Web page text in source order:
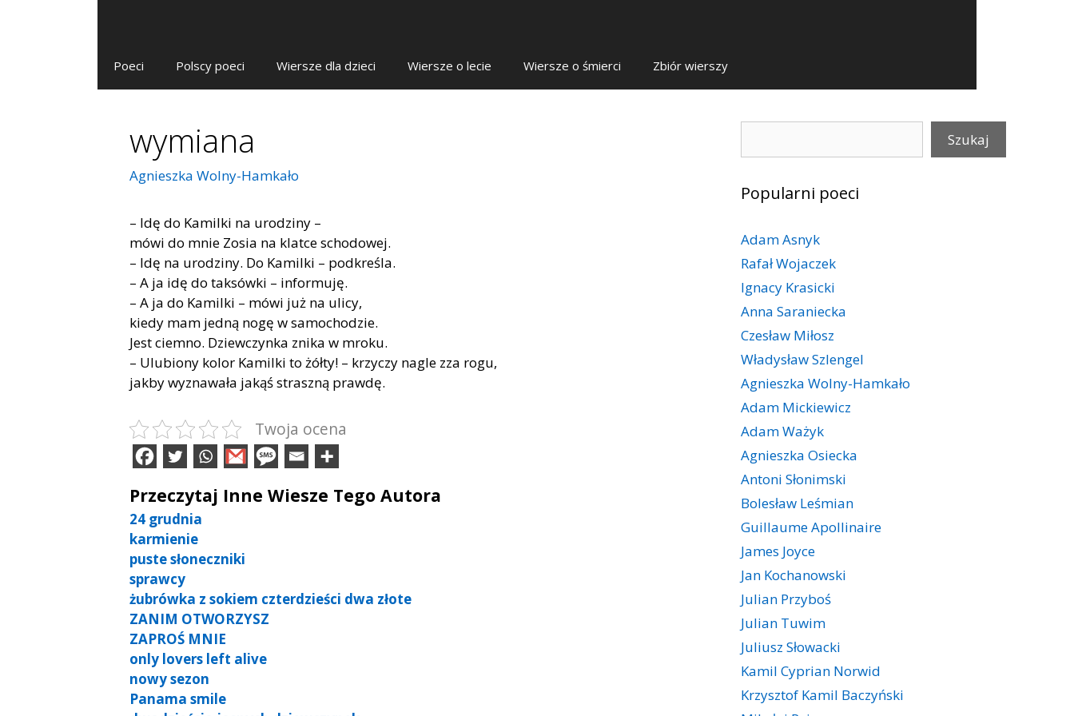
Poeci Polscy poeci Wiersze dla dzieci Wiersze o lecie Wiersze o śmierci Zbiór wierszy
wymiana
Agnieszka Wolny-Hamkało
– Idę do Kamilki na urodziny –
mówi do mnie Zosia na klatce schodowej.
– Idę na urodziny. Do Kamilki – podkreśla.
– A ja idę do taksówki – informuję.
– A ja do Kamilki – mówi już na ulicy,
kiedy mam jedną nogę w samochodzie.
Jest ciemno. Dziewczynka znika w mroku.
– Ulubiony kolor Kamilki to żółty! – krzyczy nagle zza rogu,
jakby wyznawała jakąś straszną prawdę.
Twoja ocena
Przeczytaj Inne Wiesze Tego Autora
24 grudnia
karmienie
puste słoneczniki
sprawcy
żubrówka z sokiem czterdzieści dwa złote
ZANIM OTWORZYSZ
ZAPROŚ MNIE
only lovers left alive
nowy sezon
Panama smile
Szukaj
Popularni poeci
Adam Asnyk
Rafał Wojaczek
Ignacy Krasicki
Anna Saraniecka
Czesław Miłosz
Władysław Szlengel
Agnieszka Wolny-Hamkało
Adam Mickiewicz
Adam Ważyk
Agnieszka Osiecka
Antoni Słonimski
Bolesław Leśmian
Guillaume Apollinaire
James Joyce
Jan Kochanowski
Julian Przyboś
Julian Tuwim
Juliusz Słowacki
Kamil Cyprian Norwid
Krzysztof Kamil Baczyński